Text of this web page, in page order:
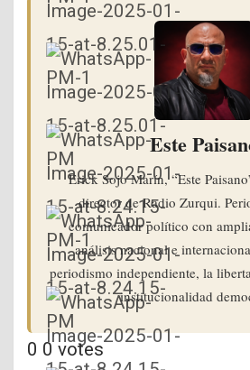
Este
Erick Sojo Marín, “Este
director de Radio Zurqui.
comunicador político con
análisis nacional e
periodismo independiente, la
institucionalidad
0 0 votes